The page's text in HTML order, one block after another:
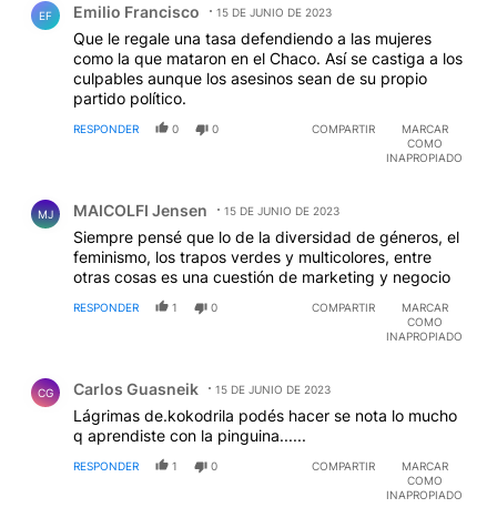
EF Emilio Francisco 15 DE JUNIO DE 2023
Que le regale una tasa defendiendo a las mujeres
como la que mataron en el Chaco. Así se castiga a los
culpables aunque los asesinos sean de su propio
partido político.
RESPONDER 0 0 COMPARTIR
MARCAR
COMO
INAPROPIADO
MJ MAICOLFI Jensen 15 DE JUNIO DE 2023
Siempre pensé que lo de la diversidad de géneros, el
feminismo, los trapos verdes y multicolores, entre
otras cosas es una cuestión de marketing y negocio
RESPONDER 1 0 COMPARTIR
MARCAR
COMO
INAPROPIADO
CG Carlos Guasneik 15 DE JUNIO DE 2023
Lágrimas de.kokodrila podés hacer se nota lo mucho
q aprendiste con la pinguina......
RESPONDER 1 0 COMPARTIR
MARCAR
COMO
INAPROPIADO